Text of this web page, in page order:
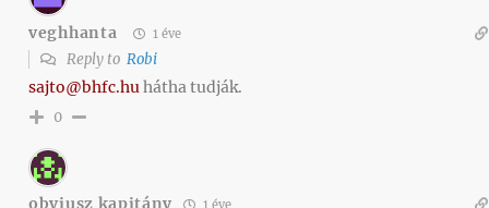
veghhanta 1 éve
Reply to Robi
sajto@bhfc.huhátha tudják.
0
obviusz kapitány 1 éve